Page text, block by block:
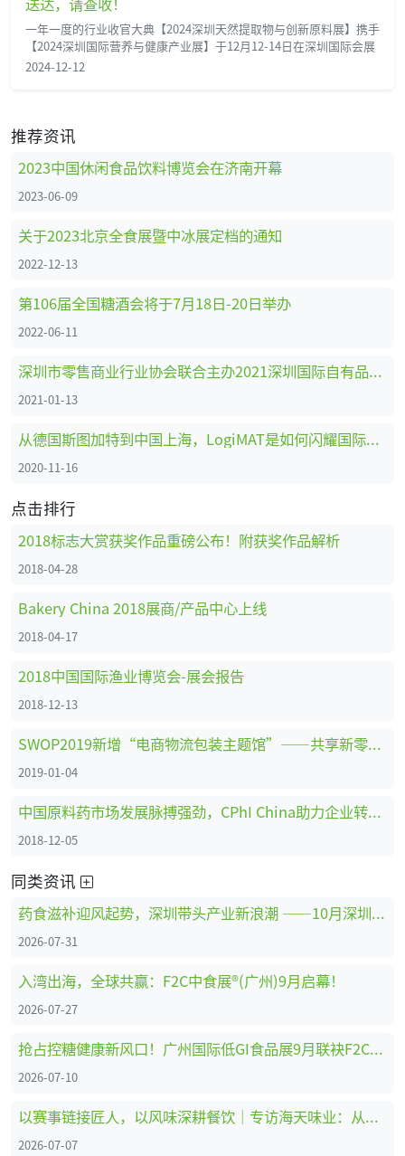
一年一度的行业收官大典【2024深圳天然提取物与创新原料展】携手
【2024深圳国际营养与健康产业展】于12月12-14日在深圳国际会展
2024-12-12
推荐资讯
2023中国休闲食品饮料博览会在济南开幕
2023-06-09
关于2023北京全食展暨中冰展定档的通知
2022-12-13
第106届全国糖酒会将于7月18日-20日举办
2022-06-11
深圳市零售商业行业协会联合主办2021深圳国际自有品牌展
2021-01-13
从德国斯图加特到中国上海，LogiMAT是如何闪耀国际舞台的
2020-11-16
点击排行
2018标志大赏获奖作品重磅公布！附获奖作品解析
2018-04-28
Bakery China 2018展商/产品中心上线
2018-04-17
2018中国国际渔业博览会-展会报告
2018-12-13
SWOP2019新增“电商物流包装主题馆”——共享新零售时代商机
2019-01-04
中国原料药市场发展脉搏强劲，CPhI China助力企业转型创新、全面升级 ！
2018-12-05
同类资讯
药食滋补迎风起势，深圳带头产业新浪潮 ——10月深圳HNC健康营养展药食滋补展区亮点抢先看
2026-07-31
入湾出海，全球共赢：F2C中食展®(广州)9月启幕！
2026-07-27
抢占控糖健康新风口！广州国际低GI食品展9月联袂F2C中食展®(广州)重磅启幕
2026-07-10
以赛事链接匠人，以风味深耕餐饮｜专访海天味业：从调味供应商到中餐行业共建者
2026-07-07